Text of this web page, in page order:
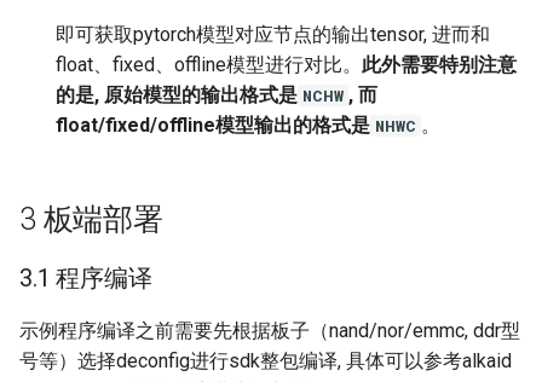
即可获取pytorch模型对应节点的输出tensor, 进而和
float、fixed、offline模型进行对比。 此外需要特别注意
的是, 原始模型的输出格式是 NCHW , 而
float/fixed/offline模型输出的格式是 NHWC 。
3 板端部署
3.1 程序编译
示例程序编译之前需要先根据板子（nand/nor/emmc, ddr型
号等）选择deconfig进行sdk整包编译, 具体可以参考alkaid